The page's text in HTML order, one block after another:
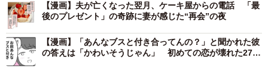
2/6
【漫画】夫が亡くなった翌月、ケーキ屋からの電話 「最
後のプレゼント」の奇跡に妻が感じた“再会”の夜
【漫画】「あんなブスと付き合ってんの？」と聞かれた彼
の答えは「かわいそうじゃん」 初めての恋が壊れた27歳